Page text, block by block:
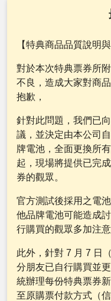
【特典商品品質說明
對於本次特典票券所
不良，造成大家對商
抱歉，
針對此問題，我們已
議，並決定由本公司
牌電池，全面更換所
起，現場將提供已完
券的觀眾。
官方測試後採用之電
他品牌電池可能造成
行購買的觀眾多加注意
此外，針對 7 月 7 日
分朋友已自行購買並
統辦理每份特典票券
至原購票付款方式（